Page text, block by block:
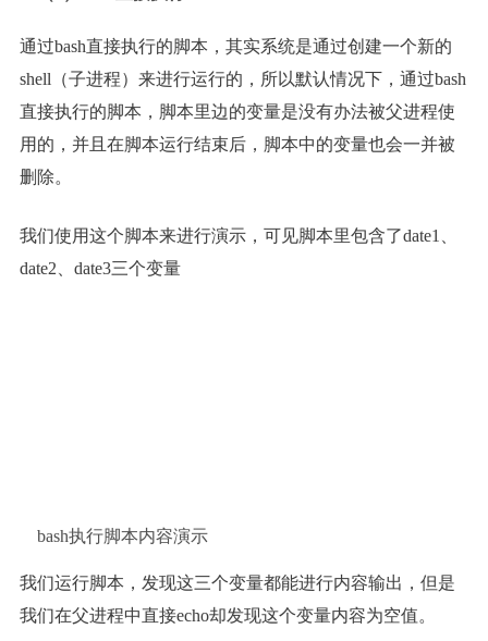
通过bash直接执行的脚本，其实系统是通过创建一个新的
shell（子进程）来进行运行的，所以默认情况下，通过bash
直接执行的脚本，脚本里边的变量是没有办法被父进程使
用的，并且在脚本运行结束后，脚本中的变量也会一并被
删除。
我们使用这个脚本来进行演示，可见脚本里包含了date1、
date2、date3三个变量
bash执行脚本内容演示
我们运行脚本，发现这三个变量都能进行内容输出，但是
我们在父进程中直接echo却发现这个变量内容为空值。